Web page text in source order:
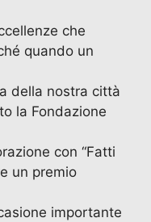
che
quando un
della nostra città
la Fondazione
con “Fatti
un premio
importante